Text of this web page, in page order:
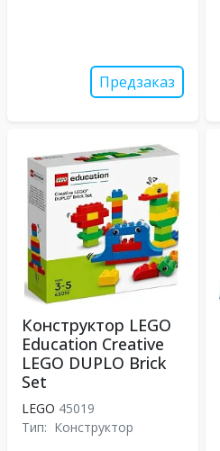
Предзаказ
Конструктор LEGO
Education Creative
LEGO DUPLO Brick
Set
LEGO 45019
Тип: Конструктор